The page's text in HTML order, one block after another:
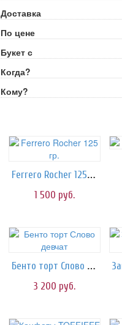
Доставка
По цене
Букет с
Когда?
Кому?
Ferrero Rocher 125 гр.
1 500 руб.
Бенто торт Слово девчат
3 200 руб.